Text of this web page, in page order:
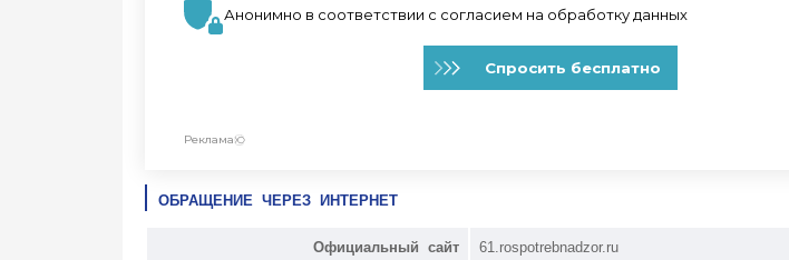
ОБРАЩЕНИЕ ЧЕРЕЗ ИНТЕРНЕТ
Официальный сайт 61.rospotrebnadzor.ru